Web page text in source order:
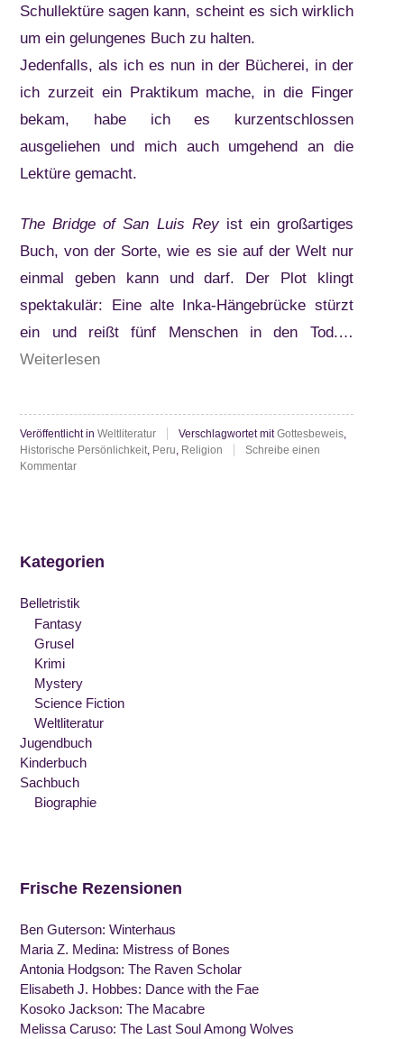
Schullektüre sagen kann, scheint es sich wirklich
um ein gelungenes Buch zu halten.
Jedenfalls, als ich es nun in der Bücherei, in der
ich zurzeit ein Praktikum mache, in die Finger
bekam, habe ich es kurzentschlossen
ausgeliehen und mich auch umgehend an die
Lektüre gemacht.
The Bridge of San Luis Rey ist ein großartiges
Buch, von der Sorte, wie es sie auf der Welt nur
einmal geben kann und darf. Der Plot klingt
spektakulär: Eine alte Inka-Hängebrücke stürzt
ein und reißt fünf Menschen in den Tod.…
Weiterlesen“Thornton
The
Bridge
Veröffentlicht inWeltliteratur Verschlagwortet mitGottesbeweis,
Historische Persönlichkeit, Peru, Religion
Schreibe einen
Kommentarzu
San
Kategorien
Belletristik
Fantasy
Grusel
Krimi
Mystery
Science Fiction
Weltliteratur
Jugendbuch
Kinderbuch
Sachbuch
Biographie
Frische Rezensionen
Ben Guterson: Winterhaus
Maria Z. Medina: Mistress of Bones
Antonia Hodgson: The Raven Scholar
Elisabeth J. Hobbes: Dance with the Fae
Kosoko Jackson: The Macabre
Melissa Caruso: The Last Soul Among Wolves